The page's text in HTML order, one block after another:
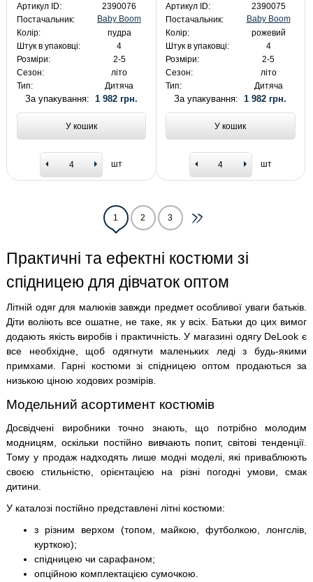
Артикул ID:
2390076
Постачальник:
Baby Boom
Колір:
пудра
Штук в упаковці:
4
Розміри:
2-5
Сезон:
літо
Тип:
Дитяча
За упакування: 1 982 грн.
У кошик
шт
Артикул ID:
2390075
Постачальник:
Baby Boom
Колір:
рожевий
Штук в упаковці:
4
Розміри:
2-5
Сезон:
літо
Тип:
Дитяча
За упакування:1 982 грн.
У кошик
шт
1 2 3
Практичні та ефектні костюми зі
спідницею для дівчаток оптом
Літній одяг для малюків завжди предмет особливої ​​уваги батьків.
Діти воліють все ошатне, не таке, як у всіх. Батьки до цих вимог
додають якість виробів і практичність. У магазині одягу DeLook є
все необхідне, щоб одягнути маленьких леді з будь-якими
примхами. Гарні костюми зі спідницею оптом продаються за
низькою ціною ходових розмірів.
Модельний асортимент костюмів
Досвідчені виробники точно знають, що потрібно молодим
модницям, оскільки постійно вивчають попит, світові тенденції.
Тому у продаж надходять лише модні моделі, які приваблюють
своєю стильністю, орієнтацією на різні погодні умови, смак
дитини.
У каталозі постійно представлені літні костюми:
з різним верхом (топом, майкою, футболкою, лонгслів,
курткою);
спідницею чи сарафаном;
опційною комплектацією сумочкою.